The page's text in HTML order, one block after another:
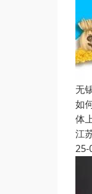
无
如
体
江
25-